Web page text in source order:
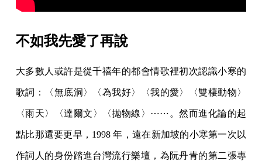
不如我先愛了再說
大多數人或許是從千禧年的都會情歌裡初次認識小寒的
歌詞：〈無底洞〉〈為我好〉〈我的愛〉〈雙棲動物〉
〈雨天〉〈達爾文〉〈拋物線〉⋯⋯。然而進化論的起
點比那還要更早，1998 年，遠在新加坡的小寒第一次以
作詞人的身份踏進台灣流行樂壇，為阮丹青的第二張專